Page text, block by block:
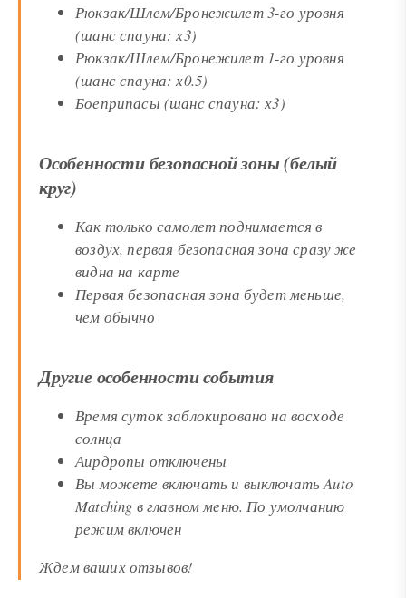
Рюкзак/Шлем/Бронежилет 3-го уровня
(шанс спауна: х3)
Рюкзак/Шлем/Бронежилет 1-го уровня
(шанс спауна: х0.5)
Боеприпасы (шанс спауна: х3)
Особенности безопасной зоны (белый
круг)
Как только самолет поднимается в
воздух, первая безопасная зона сразу же
видна на карте
Первая безопасная зона будет меньше,
чем обычно
Другие особенности события
Время суток заблокировано на восходе
солнца
Аирдропы отключены
Вы можете включать и выключать Auto
Matching в главном меню. По умолчанию
режим включен
Ждем ваших отзывов!